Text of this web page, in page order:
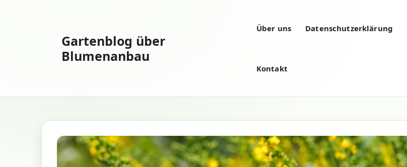
Gartenblog über
Blumenanbau
Über uns Datenschutzerklärung
Kontakt